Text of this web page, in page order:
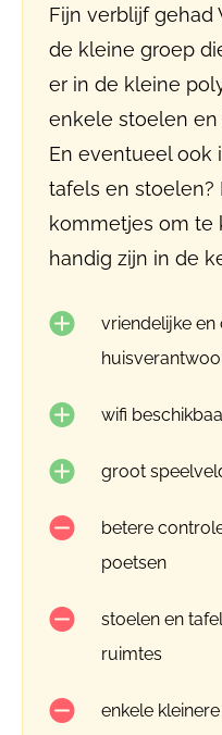
Fijn verblijf gehad
de kleine groep
er in de kleine
enkele stoelen
En eventueel ook
tafels en stoelen?
kommetjes om te
handig zijn in de
vriendelijke
wifi
groot
betere
poetsen
stoelen en
ruimtes
enkele